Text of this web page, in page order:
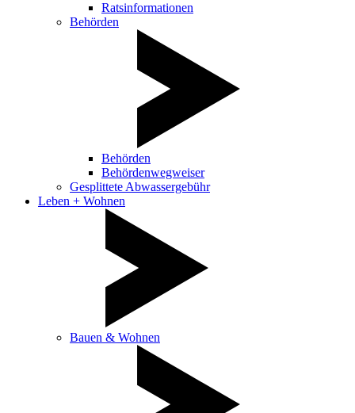
Ratsinformationen
Behörden
Behörden
Behördenwegweiser
Gesplittete Abwassergebühr
Leben + Wohnen
Bauen & Wohnen